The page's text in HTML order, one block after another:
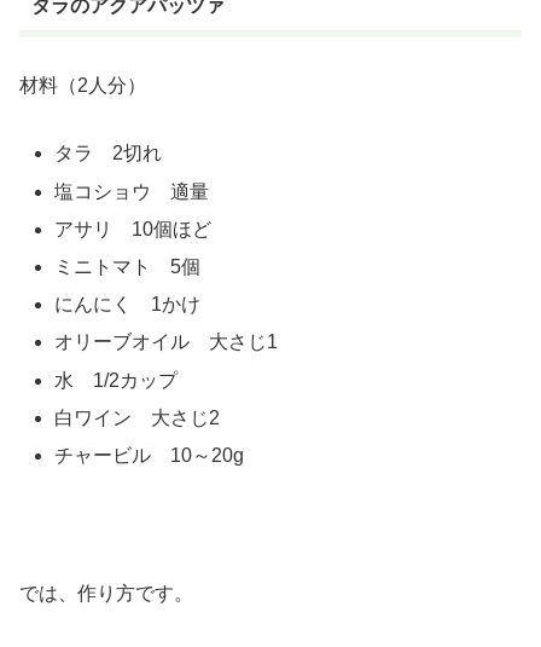
タラのアクアパッツァ
材料（2人分）
タラ 2切れ
塩コショウ 適量
アサリ 10個ほど
ミニトマト 5個
にんにく 1かけ
オリーブオイル 大さじ1
水 1/2カップ
白ワイン 大さじ2
チャービル 10～20g
では、作り方です。